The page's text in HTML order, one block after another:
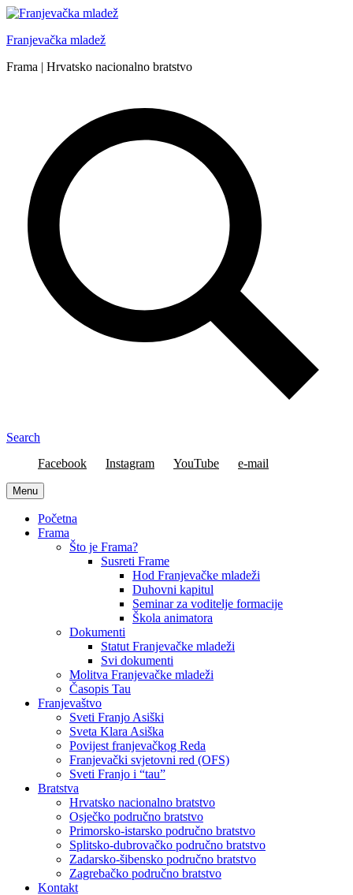
Skip
content
Franjevačka mladež
Frama | Hrvatsko nacionalno bratstvo
Search
Facebook
Instagram YouTube e-mail
Menu
Početna
Frama
Što je Frama?
Susreti Frame
Hod Franjevačke mladeži
Duhovni kapitul
Seminar za voditelje formacije
Škola animatora
Dokumenti
Statut Franjevačke mladeži
Svi dokumenti
Molitva Franjevačke mladeži
Časopis Tau
Franjevaštvo
Sveti Franjo Asiški
Sveta Klara Asiška
Povijest franjevačkog Reda
Franjevački svjetovni red (OFS)
Sveti Franjo i “tau”
Bratstva
Hrvatsko nacionalno bratstvo
Osječko područno bratstvo
Primorsko-istarsko područno bratstvo
Splitsko-dubrovačko područno bratstvo
Zadarsko-šibensko područno bratstvo
Zagrebačko područno bratstvo
Kontakt